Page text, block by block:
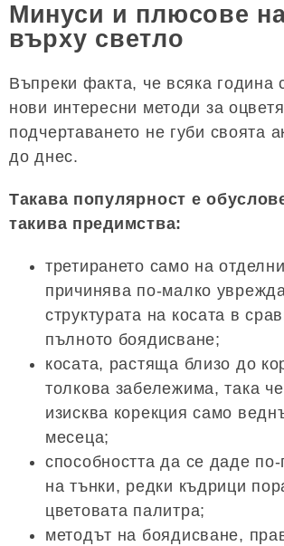
Минуси и плюсове
върху светло
Въпреки факта, че всяка година
нови интересни методи за
подчертаването не губи своята
до днес.
Такава популярност е
такива предимства:
третирането само на
причинява по-малко
структурата на косата в
пълното боядисване;
косата, растяща близо до
толкова забележима, така
изисква корекция само
месеца;
способността да се даде
на тънки, редки къдрици
цветовата палитра;
методът на боядисване,